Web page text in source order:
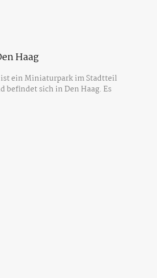
Haag
ist ein Miniaturpark im Stadtteil
befindet sich in Den Haag. Es